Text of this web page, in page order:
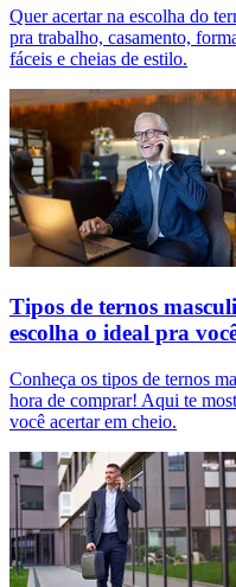
Quer acertar na escolha do
pra trabalho, casamento,
fáceis e cheias de estilo.
Tipos de ternos
escolha o ideal pra
Conheça os tipos de ternos
hora de comprar! Aqui te
você acertar em cheio.